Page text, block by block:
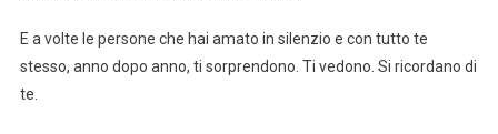
E a volte le persone che hai amato in silenzio e con tutto te
stesso, anno dopo anno, ti sorprendono. Ti vedono. Si ricordano di
te.